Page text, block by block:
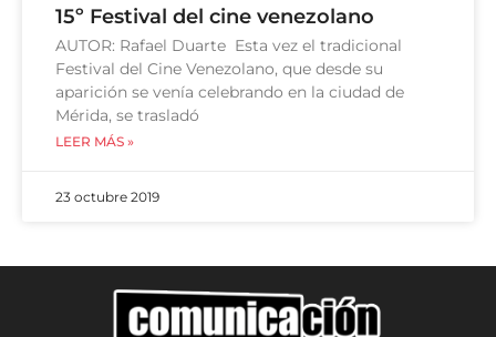
15º Festival del cine venezolano
AUTOR: Rafael Duarte Esta vez el tradicional
Festival del Cine Venezolano, que desde su
aparición se venía celebrando en la ciudad de
Mérida, se trasladó
LEER MÁS »
23 octubre 2019